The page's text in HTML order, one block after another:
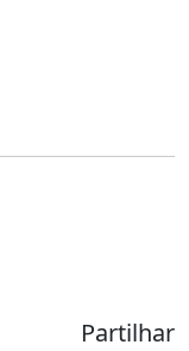
Partilhar